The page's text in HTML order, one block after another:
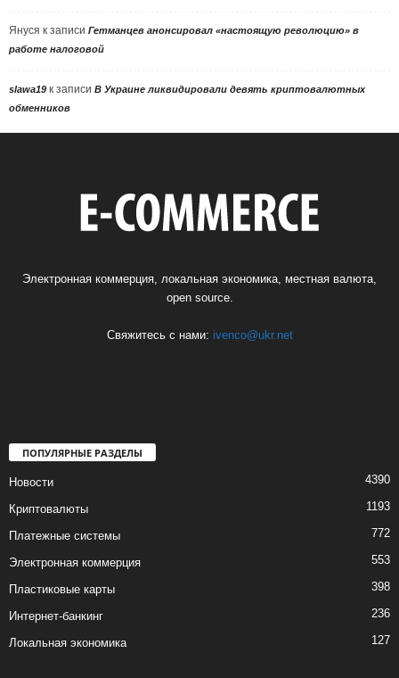
Януся к записи Гетманцев анонсировал «настоящую революцию» в
работе налоговой
slawa19 к записи В Украине ликвидировали девять криптовалютных
обменников
Электронная коммерция, локальная экономика, местная валюта,
open source.
Свяжитесь с нами: ivenco@ukr.net
ПОПУЛЯРНЫЕ РАЗДЕЛЫ
Новости 4390
Криптовалюты 1193
Платежные системы 772
Электронная коммерция 553
Пластиковые карты 398
Интернет-банкинг 236
Локальная экономика 127